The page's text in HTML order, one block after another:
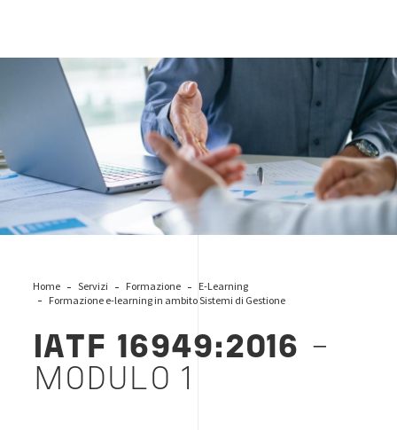
business-management-quality
Home Servizi Formazione
E-Learning
Formazione e-learning in ambito Sistemi di Gestione
IATF 16949:2016 -
MODULO 1